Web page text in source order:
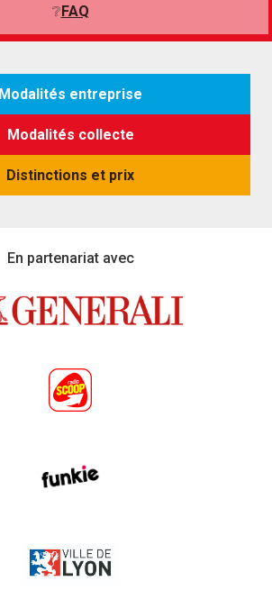
❔ FAQ
Modalités entreprise
Modalités collecte
Distinctions et prix
En partenariat avec